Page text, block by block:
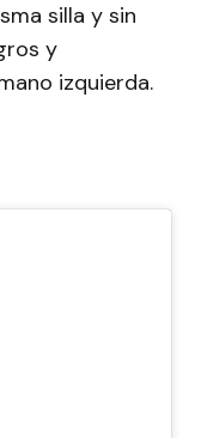
silla y sin
y
izquierda.